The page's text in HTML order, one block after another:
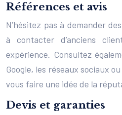
Références et avis
N’hésitez pas à demander
à contacter d’anciens
expérience. Consultez
Google, les réseaux sociaux
vous faire une idée de la
Devis et garanties